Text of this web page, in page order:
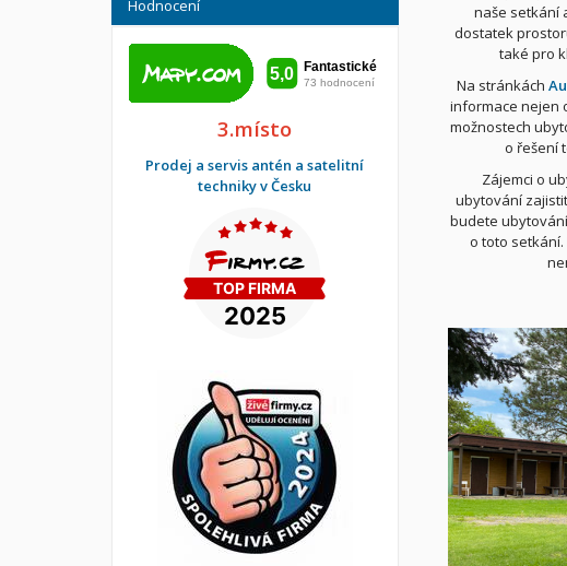
naše setkání
dostatek
také pro
Na stránkách
informace nejen
možnostech
o řešení
Zájemci o
ubytování
budete
o toto
Hodnocení
3.místo
Prodej a servis antén a satelitní
techniky v Česku